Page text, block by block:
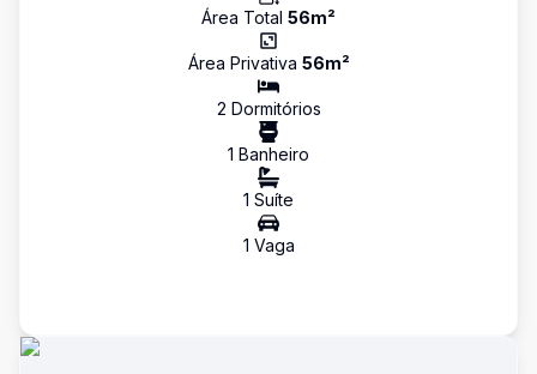
Área Total 56m²
Área Privativa 56m²
2 Dormitórios
1 Banheiro
1 Suíte
1 Vaga